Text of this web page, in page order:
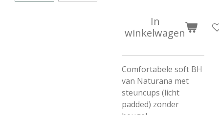
In
winkelwagen
Comfortabele soft BH
van Naturana met
steuncups (licht
padded) zonder